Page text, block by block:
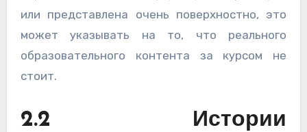
или представлена очень поверхностно, это
может указывать на то, что реального
образовательного контента за курсом не
стоит.
2.2 Истории